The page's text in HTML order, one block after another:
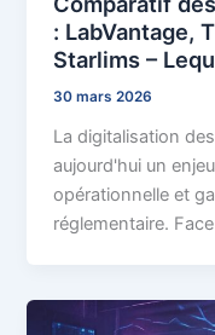
: LabVantage,
Starlims –
30 mars 2026
La digitalisation
aujourd'hui un
opérationnelle et
réglementaire.